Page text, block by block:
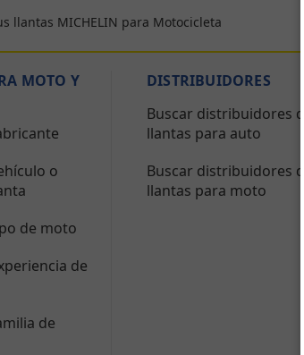
llantas MICHELIN para Motocicleta
MOTO Y
o
de moto
de
de
DISTRIBUIDORES
Buscar distribuidores de
llantas para auto
Buscar distribuidores de
llantas para moto